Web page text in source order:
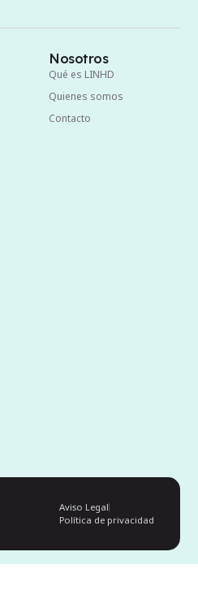
Nosotros
Qué es LINHD
Quienes somos
Contacto
Aviso Legal
Política de privacidad